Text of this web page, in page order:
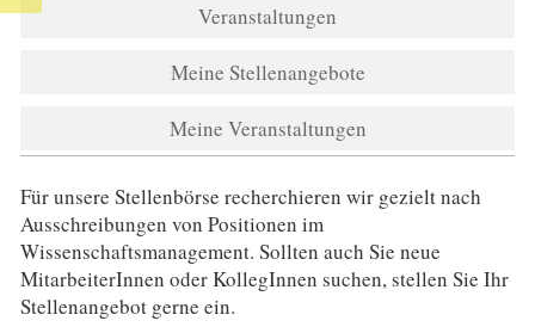
Veranstaltungen
Meine Stellenangebote
Meine Veranstaltungen
Für unsere Stellenbörse recherchieren wir gezielt nach
Ausschreibungen von Positionen im
Wissenschaftsmanagement. Sollten auch Sie neue
MitarbeiterInnen oder KollegInnen suchen, stellen Sie Ihr
Stellenangebot gerne ein.